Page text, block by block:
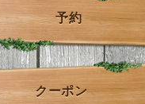
予約
クーポン